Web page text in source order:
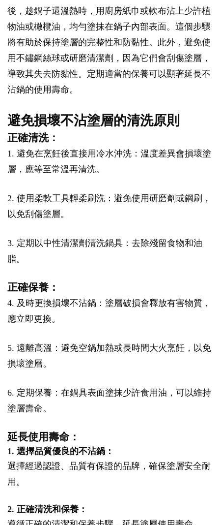
後，趁鍋子還溫熱時，用廚房紙巾或軟布沾上少許植
物油或橄欖油，均勻塗抹在鍋子內部表面。這個步驟
將有助於保持塗層的完整性和防黏性。此外，避免使
用不鏽鋼絲球或研磨清潔劑，因為它們會刮傷塗層，
導致其失去防黏性。定期適當的保養可以顯著延長不
沾鍋的使用壽命。
避免損壞不沾塗層的清洗原則
正確清洗：
1. 避免在烹飪後直接用冷水沖洗：溫度差異會損壞塗
層，應等至常溫再清洗。
2. 使用柔軟工具輕柔刷洗：避免使用研磨劑或鋼刷，
以免刮傷塗層。
3. 定期以中性清潔劑清洗鍋具：去除殘留食物和油
脂。
正確保養：
4. 及時更換損壞不沾鍋：塗層破損會釋放有害物質，
應立即更換。
5. 遠離高溫：避免空鍋加熱或長時間大火烹飪，以免
損壞塗層。
6. 定期保養：在鍋具表面塗抹少許食用油，可以維持
塗層壽命。
延長使用壽命：
1. 選擇品質優良的不沾鍋：
選擇經過認證、品質有保證的品牌，確保塗層安全耐
用。
2. 正確清洗和保養：